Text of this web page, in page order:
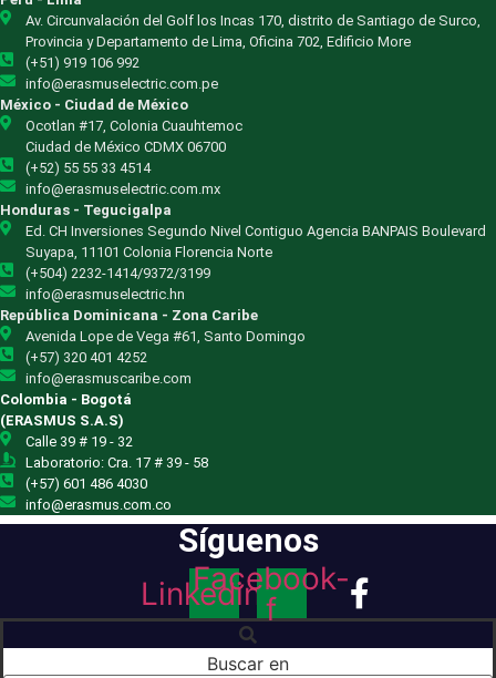
Av. Circunvalación del Golf los Incas 170, distrito de Santiago de Surco,
Provincia y Departamento de Lima, Oficina 702, Edificio More
(+51) 919 106 992
info@erasmuselectric.com.pe
México - Ciudad de México
Ocotlan #17, Colonia Cuauhtemoc
Ciudad de México CDMX 06700
(+52) 55 55 33 4514
info@erasmuselectric.com.mx
Honduras - Tegucigalpa
Ed. CH Inversiones Segundo Nivel Contiguo Agencia BANPAIS Boulevard
Suyapa, 11101 Colonia Florencia Norte
(+504) 2232-1414/9372/3199
info@erasmuselectric.hn
República Dominicana - Zona Caribe
Avenida Lope de Vega #61, Santo Domingo
(+57) 320 401 4252
info@erasmuscaribe.com
Colombia - Bogotá
(ERASMUS S.A.S)
Calle 39 # 19 - 32
Laboratorio: Cra. 17 # 39 - 58
(+57) 601 486 4030
info@erasmus.com.co
Síguenos
Linkedin
Facebook-
f
Buscar en